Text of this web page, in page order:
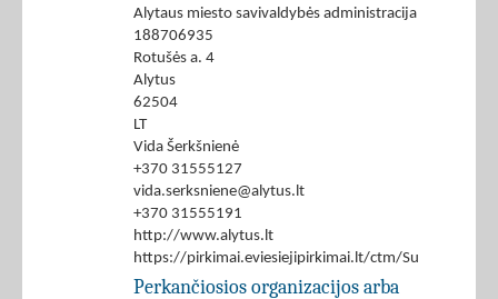
Alytaus miesto savivaldybės administracija
188706935
Rotušės a. 4
Alytus
62504
LT
Vida Šerkšnienė
+370 31555127
vida.serksniene@alytus.lt
+370 31555191
http://www.alytus.lt
https://pirkimai.eviesiejipirkimai.lt/ctm/Supplier/
Perkančiosios organizacijos arba